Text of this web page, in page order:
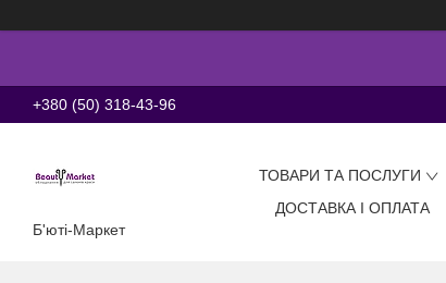
+380 (50) 318-43-96
Б'юті-Маркет
ТОВАРИ ТА ПОСЛУГИ
ДОСТАВКА І ОПЛАТА